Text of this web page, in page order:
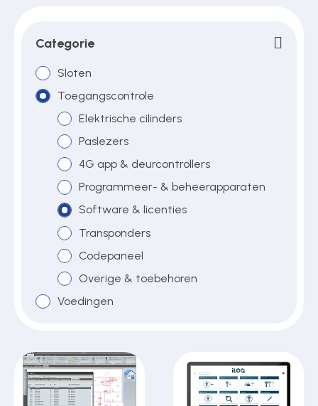
Toegangscontrole
Toegangsverlening
Voedingen
Over ons
Contact
Categorie
Sloten
Toegangscontrole
Elektrische cilinders
Paslezers
4G app & deurcontrollers
Programmeer- & beheerapparaten
Software & licenties
Transponders
Codepaneel
Overige & toebehoren
Voedingen